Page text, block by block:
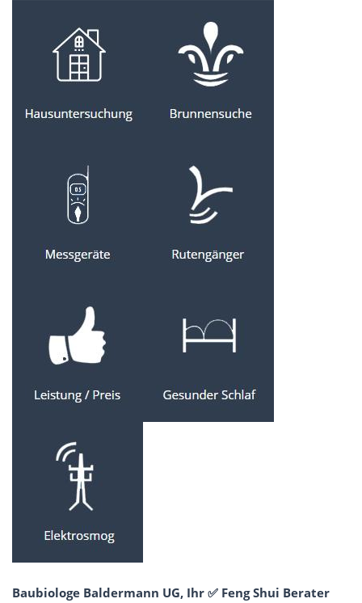
Baubiologe Baldermann UG, Ihr ✅ Feng Shui Berater